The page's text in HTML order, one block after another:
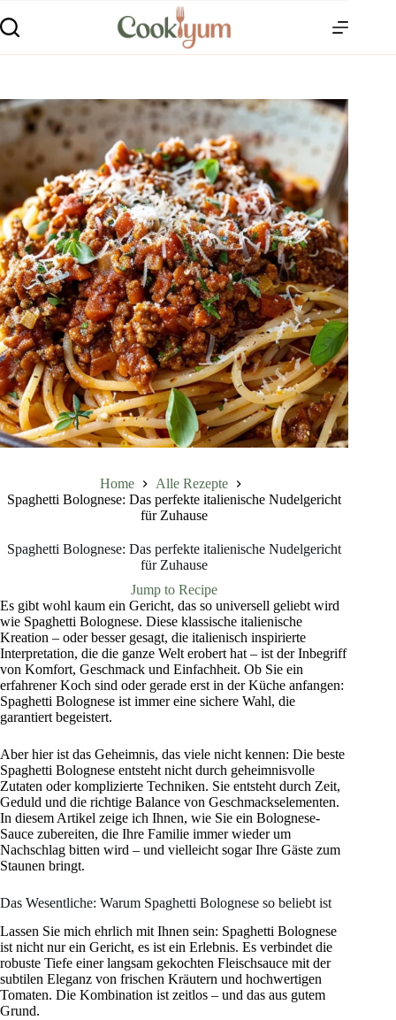
Home
Alle Rezepte
Spaghetti Bolognese: Das perfekte italienische Nudelgericht
für Zuhause
Spaghetti Bolognese: Das perfekte italienische Nudelgericht
für Zuhause
Jump to Recipe
Es gibt wohl kaum ein Gericht, das so universell geliebt wird
wie Spaghetti Bolognese. Diese klassische italienische
Kreation – oder besser gesagt, die italienisch inspirierte
Interpretation, die die ganze Welt erobert hat – ist der Inbegriff
von Komfort, Geschmack und Einfachheit. Ob Sie ein
erfahrener Koch sind oder gerade erst in der Küche anfangen:
Spaghetti Bolognese ist immer eine sichere Wahl, die
garantiert begeistert.
Aber hier ist das Geheimnis, das viele nicht kennen: Die beste
Spaghetti Bolognese entsteht nicht durch geheimnisvolle
Zutaten oder komplizierte Techniken. Sie entsteht durch Zeit,
Geduld und die richtige Balance von Geschmackselementen.
In diesem Artikel zeige ich Ihnen, wie Sie ein Bolognese-
Sauce zubereiten, die Ihre Familie immer wieder um
Nachschlag bitten wird – und vielleicht sogar Ihre Gäste zum
Staunen bringt.
Das Wesentliche: Warum Spaghetti Bolognese so beliebt ist
Lassen Sie mich ehrlich mit Ihnen sein: Spaghetti Bolognese
ist nicht nur ein Gericht, es ist ein Erlebnis. Es verbindet die
robuste Tiefe einer langsam gekochten Fleischsauce mit der
subtilen Eleganz von frischen Kräutern und hochwertigen
Tomaten. Die Kombination ist zeitlos – und das aus gutem
Grund.